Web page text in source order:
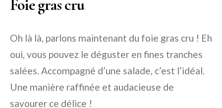
Foie gras cru
Oh là là, parlons maintenant du foie gras cru ! Eh
oui, vous pouvez le déguster en fines tranches
salées. Accompagné d’une salade, c’est l’idéal.
Une manière raffinée et audacieuse de
savourer ce délice !